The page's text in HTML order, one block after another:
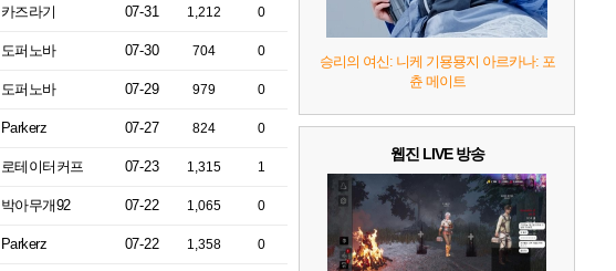
카즈라기 07-31 1,212 0
도퍼노바 07-30 704 0
도퍼노바 07-29 979 0
Parkerz 07-27 824 0
로테이터커프 07-23 1,315 1
박아무개92 07-22 1,065 0
Parkerz 07-22 1,358 0
캡틴 츠바사 2 월드 파이터즈
승리의 여신: 니케 기묭묭지 아르카나: 포
츈 메이트
웹진 LIVE 방송